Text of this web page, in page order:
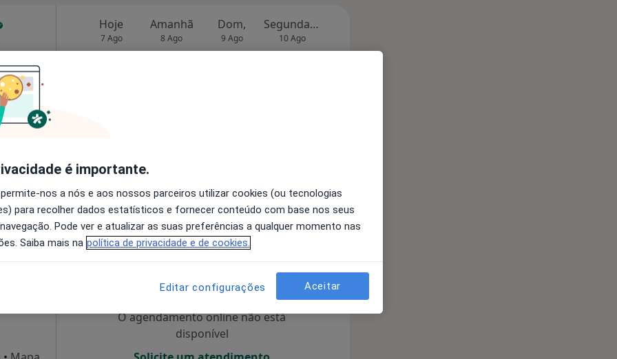
Mapa
40 €
Hoje
7 Ago
Amanhã
8 Ago
Dom,
9 Ago
Segunda-feira
10 Ago
O agendamento online não está
disponível
é importante.
nos a nós e aos nossos parceiros utilizar cookies (ou tecnologias
para recolher dados estatísticos e fornecer conteúdo com base nos seus
Pode ver e atualizar as suas preferências a qualquer momento nas
Saiba mais na política de privacidade e de cookies.
Editar configurações Aceitar